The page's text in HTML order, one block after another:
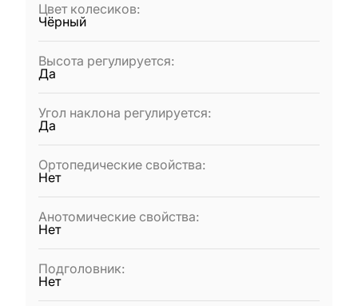
Цвет колесиков:
Чёрный
Высота регулируется:
Да
Угол наклона регулируется:
Да
Ортопедические свойства:
Нет
Анотомические свойства:
Нет
Подголовник:
Нет